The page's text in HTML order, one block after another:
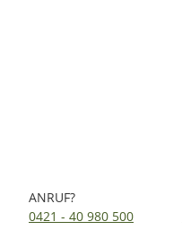
ANRUF?
0421 - 40 980 500